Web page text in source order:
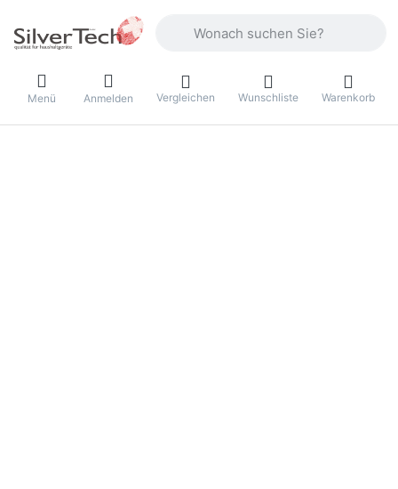
Menü Anmelden Vergleichen Wunschliste Warenkorb